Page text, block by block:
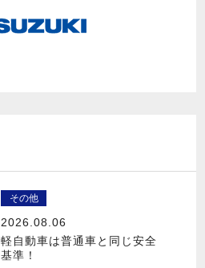
その他
2026.08.06
軽自動車は普通車と同じ安全
基準！